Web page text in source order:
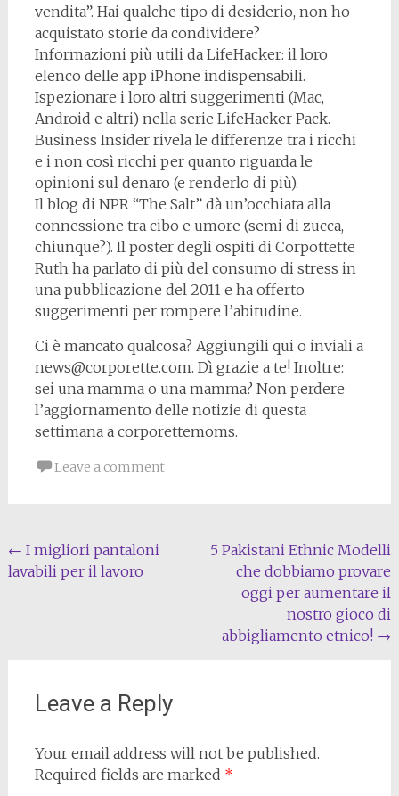
vendita”. Hai qualche tipo di desiderio, non ho
acquistato storie da condividere?
Informazioni più utili da LifeHacker: il loro
elenco delle app iPhone indispensabili.
Ispezionare i loro altri suggerimenti (Mac,
Android e altri) nella serie LifeHacker Pack.
Business Insider rivela le differenze tra i ricchi
e i non così ricchi per quanto riguarda le
opinioni sul denaro (e renderlo di più).
Il blog di NPR “The Salt” dà un’occhiata alla
connessione tra cibo e umore (semi di zucca,
chiunque?). Il poster degli ospiti di Corpottette
Ruth ha parlato di più del consumo di stress in
una pubblicazione del 2011 e ha offerto
suggerimenti per rompere l’abitudine.
Ci è mancato qualcosa? Aggiungili qui o inviali a
news@corporette.com. Dì grazie a te! Inoltre:
sei una mamma o una mamma? Non perdere
l’aggiornamento delle notizie di questa
settimana a corporettemoms.
Leave a comment
Post
navigation
← I migliori pantaloni
lavabili per il lavoro
5 Pakistani Ethnic Modelli
che dobbiamo provare
oggi per aumentare il
nostro gioco di
abbigliamento etnico! →
Leave a Reply
Your email address will not be published.
Required fields are marked *